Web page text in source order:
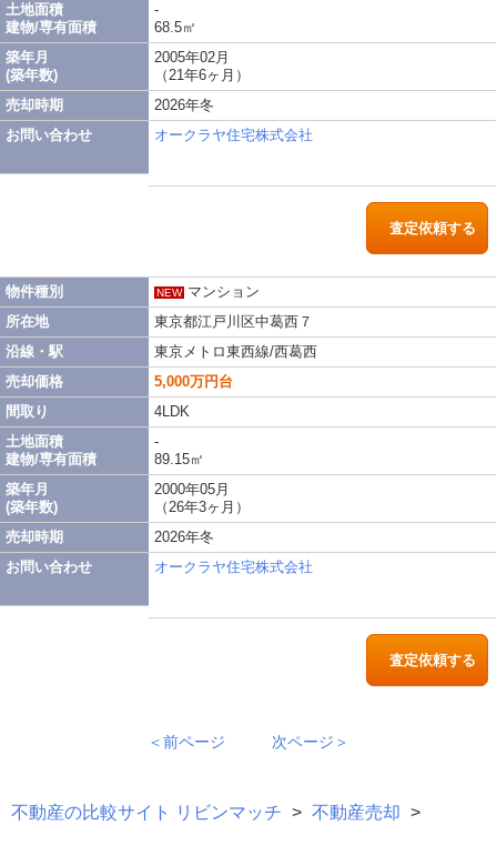
土地面積
建物/専有面積
築年月
(築年数)
売却時期
お問い合わせ
-
68.5㎡
2005年02月
（21年6ヶ月）
2026年冬
オークラヤ住宅株式会社
査定依頼する
物件種別
所在地
沿線・駅
売却価格
間取り
土地面積
建物/専有面積
築年月
(築年数)
売却時期
お問い合わせ
NEW マンション
東京都江戸川区中葛西７
東京メトロ東西線/西葛西
5,000万円台
4LDK
-
89.15㎡
2000年05月
（26年3ヶ月）
2026年冬
オークラヤ住宅株式会社
査定依頼する
＜前ページ 次ページ＞
不動産の比較サイト リビンマッチ > 不動産売却 >